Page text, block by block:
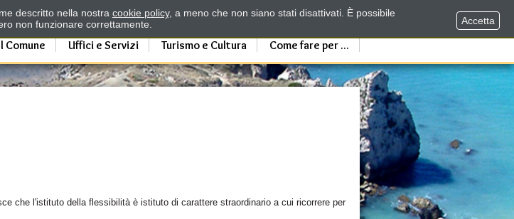
Comune Uffici e Servizi Turismo e Cultura Come fare per ...
che l'istituto della flessibilità è istituto di carattere straordinario a cui ricorrere per
descritto nella nostra cookie policy, a meno che non siano stati disattivati. È possibile
non funzionare correttamente.
Accetta